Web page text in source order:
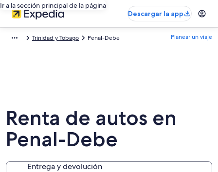
Ir a la sección principal de la página
Descargar la app
Trinidad y Tobago Penal-Debe Planear un viaje
Renta de autos en
Penal-Debe
Entrega y devolución